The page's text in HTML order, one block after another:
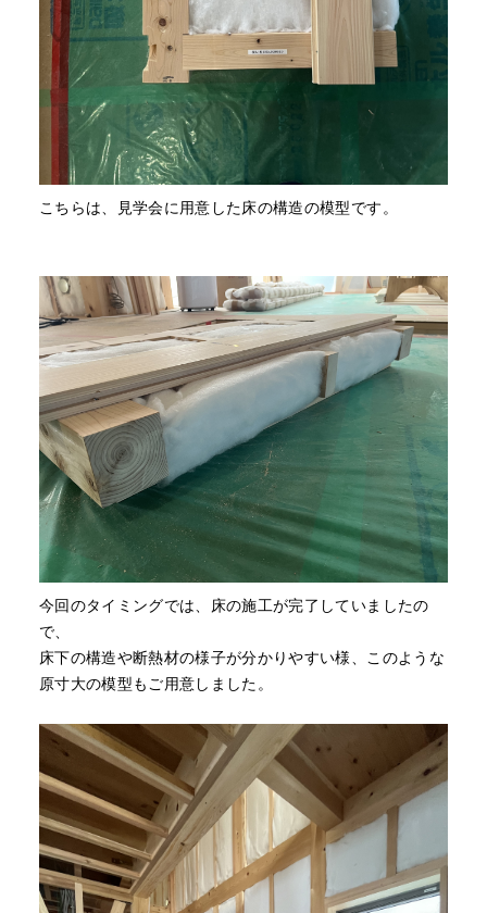
こちらは、見学会に用意した床の構造の模型です。
今回のタイミングでは、床の施工が完了していましたの
で、
床下の構造や断熱材の様子が分かりやすい様、このような
原寸大の模型もご用意しました。